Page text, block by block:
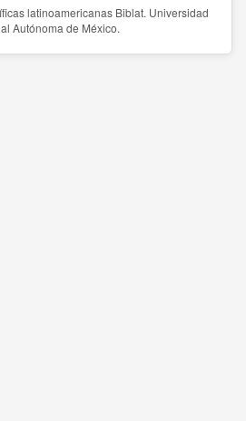
latinoamericanas Biblat. Universidad
Autónoma de México.